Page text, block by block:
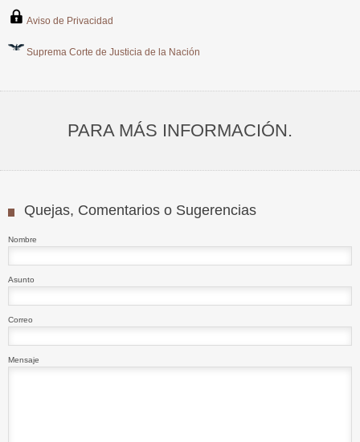
Aviso de Privacidad
Suprema Corte de Justicia de la Nación
PARA MÁS INFORMACIÓN.
Quejas, Comentarios o Sugerencias
Nombre
Asunto
Correo
Mensaje